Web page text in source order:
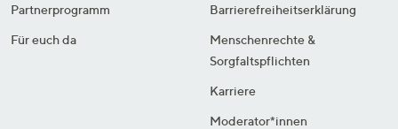
Partnerprogramm
Für euch da
Barrierefreiheitserklärung
Menschenrechte &
Sorgfaltspflichten
Karriere
Moderator*innen